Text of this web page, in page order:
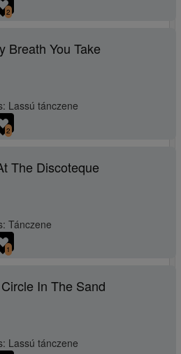
2
Breath You Take
Lassú tánczene
2
The Discoteque
Tánczene
1
In The Sand
Lassú tánczene